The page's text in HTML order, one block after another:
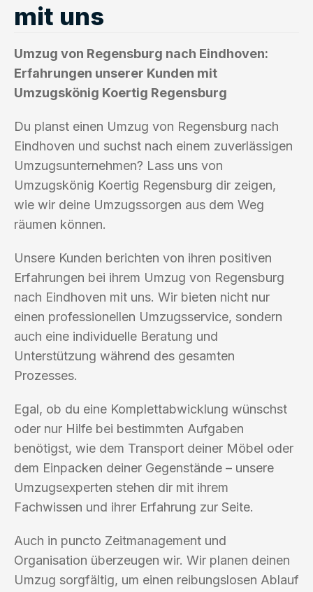
mit uns
Umzug von Regensburg nach Eindhoven:
Erfahrungen unserer Kunden mit
Umzugskönig Koertig Regensburg
Du planst einen Umzug von Regensburg nach
Eindhoven und suchst nach einem zuverlässigen
Umzugsunternehmen? Lass uns von
Umzugskönig Koertig Regensburg dir zeigen,
wie wir deine Umzugssorgen aus dem Weg
räumen können.
Unsere Kunden berichten von ihren positiven
Erfahrungen bei ihrem Umzug von Regensburg
nach Eindhoven mit uns. Wir bieten nicht nur
einen professionellen Umzugsservice, sondern
auch eine individuelle Beratung und
Unterstützung während des gesamten
Prozesses.
Egal, ob du eine Komplettabwicklung wünschst
oder nur Hilfe bei bestimmten Aufgaben
benötigst, wie dem Transport deiner Möbel oder
dem Einpacken deiner Gegenstände – unsere
Umzugsexperten stehen dir mit ihrem
Fachwissen und ihrer Erfahrung zur Seite.
Auch in puncto Zeitmanagement und
Organisation überzeugen wir. Wir planen deinen
Umzug sorgfältig, um einen reibungslosen Ablauf